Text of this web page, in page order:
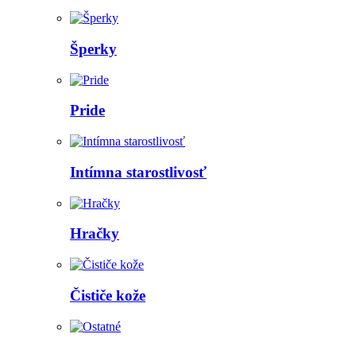
Šperky
Pride
Intímna starostlivosť
Hračky
Čističe kože